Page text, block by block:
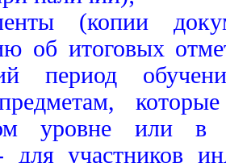
(копии
об итоговых
период
уровне или в
для участников